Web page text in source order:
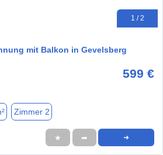
1 / 2
mit Balkon in Gevelsberg
599 €
Zimmer 2
★ ➦ ➜